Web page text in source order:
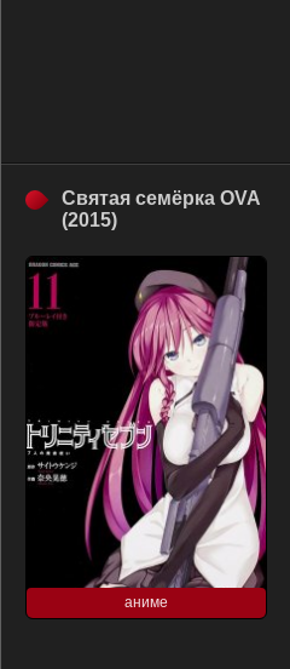
Святая семёрка OVA
(2015)
аниме